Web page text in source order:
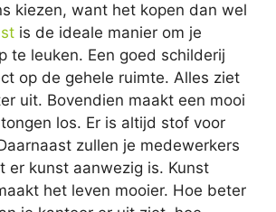
kiezen, want het kopen dan wel
is de ideale manier om je
te leuken. Een goed schilderij
op de gehele ruimte. Alles ziet
uit. Bovendien maakt een mooi
los. Er is altijd stof voor
zullen je medewerkers
er kunst aanwezig is. Kunst
het leven mooier. Hoe beter